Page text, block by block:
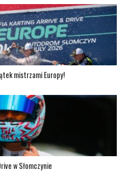
mistrzami Europy!
w Słomczynie